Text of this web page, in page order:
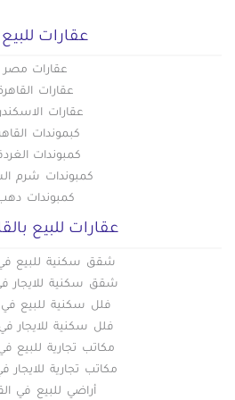
عقارات للبيع
عقارات مصر
عقارات
عقارات
كبموندات
كمبوندات
كمبوندات شرم
كمبوندات
عقارات للبيع
شقق سكنية للبيع في
شقق سكنية للايجار
فلل سكنية للبيع في
فلل سكنية للايجار في
مكاتب تجارية للبيع
مكاتب تجارية للايجار
أراضي للبيع في